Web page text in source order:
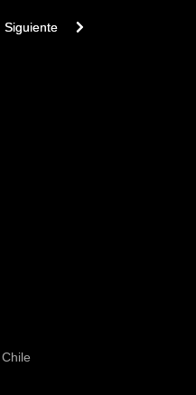
y arqueología de
Next article: La palabra es la flor
Siguiente